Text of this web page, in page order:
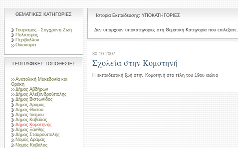
ΘΕΜΑΤΙΚΕΣ ΚΑΤΗΓΟΡΙΕΣ
Τουρισμός - Σύγχρονη Ζωή
Πολιτισμός
Περιβάλλον
Οικονομία
ΓΕΩΓΡΑΦΙΚΕΣ ΤΟΠΟΘΕΣΙΕΣ
Ανατολική Μακεδονία και
Θράκη
Δήμος Αβδήρων
Δήμος Αλεξανδρούπολης
Δήμος Βιστωνίδος
Δήμος Δράμας
Δήμος Θάσου
Δήμος Ιάσμου
Δήμος Καβάλας
Δήμος Κομοτηνής
Δήμος Ξάνθης
Δήμος Σταυρούπολης
Νομός Δράμας
Νομός Καβάλας
Ιστορία Εκπαίδευσης: ΥΠΟΚΑΤΗΓΟΡΙΕΣ
Δεν υπάρχουν υποκατηγορίες στη Θεματική Κατηγορία που επιλέξατε.
30-10-2007
Σχολεία στην Κομοτηνή
Η εκπαιδευτική ζωή στην Κομοτηνή στα τέλη του 19ου αιώνα